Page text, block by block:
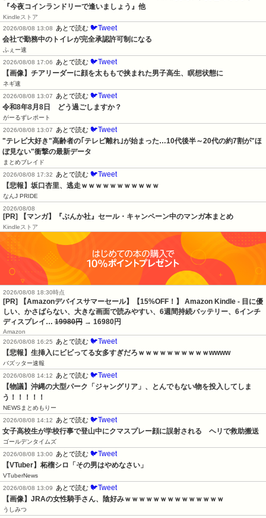
『今夜コインランドリーで逢いましょう』他
Kindleストア
2026/08/08 13:08
あとで読む 🐦Tweet
会社で勤務中のトイレが完全承認許可制になる
ふぇー速
2026/08/08 17:06
あとで読む 🐦Tweet
【画像】チアリーダーに顔を太ももで挟まれた男子高生、瞑想状態に
ネギ速
2026/08/08 13:07
あとで読む 🐦Tweet
令和8年8月8日　どう過ごしますか？
がーるずレポート
2026/08/08 13:07
あとで読む 🐦Tweet
"テレビ大好き"高齢者の｢テレビ離れ｣が始まった…10代後半～20代の約7割が"ほ
ぼ見ない"衝撃の最新データ
まとめブレイド
2026/08/08 17:32
あとで読む 🐦Tweet
【悲報】坂口杏里、逃走ｗｗｗｗｗｗｗｗｗｗｗ
なんJ PRIDE
2026/08/08
[PR] 【マンガ】『ぶんか社』セール・キャンペーン中のマンガ本まとめ
Kindleストア
2026/08/08 18:30時点
[PR] 【Amazonデバイスサマーセール】【15%OFF！】 Amazon Kindle - 目に優
しい、かさばらない、大きな画面で読みやすい、6週間持続バッテリー、6インチ
ディスプレイ… 19980円 → 16980円
Amazon
2026/08/08 16:25
あとで読む 🐦Tweet
【悲報】生挿入にビビってる女多すぎだろｗｗｗｗｗｗｗｗｗｗwwww
バズッター速報
2026/08/08 14:12
あとで読む 🐦Tweet
【物議】沖縄の大型パーク「ジャングリア」、とんでもない物を投入してしま
う！！！！！
NEWSまとめもりー
2026/08/08 14:12
あとで読む 🐦Tweet
女子高校生が学校行事で登山中にクマスプレー顔に誤射される　ヘリで救助搬送
ゴールデンタイムズ
2026/08/08 13:00
あとで読む 🐦Tweet
【VTuber】柘榴シロ「その男はやめなさい」
VTuberNews
2026/08/08 13:09
あとで読む 🐦Tweet
【画像】JRAの女性騎手さん、陰好みｗｗｗｗｗｗｗｗｗｗｗｗｗｗ
うしみつ